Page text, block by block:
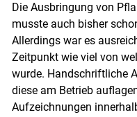
Die Ausbringung von
musste auch bisher
Allerdings war es
Zeitpunkt wie viel von
wurde. Handschriftliche
diese am Betrieb
Aufzeichnungen